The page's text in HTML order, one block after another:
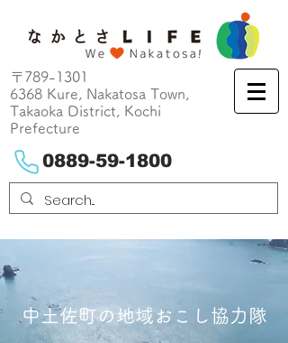
〒789-1301
6368 Kure, Nakatosa Town,
Takaoka District, Kochi
Prefecture
0889-59-1800
中土佐町の地域おこし協力隊